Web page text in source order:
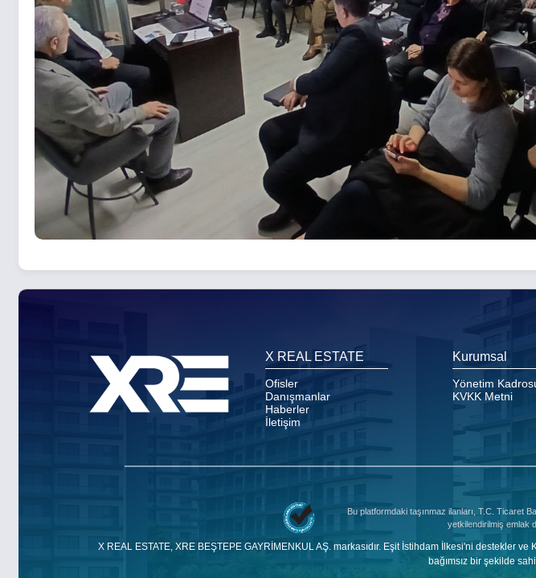
X REAL ESTATE
Ofisler
Danışmanlar
Haberler
İletişim
Kurumsal
Yönetim
KVKK Metni
Bu platformdaki taşınmaz ilanları, T.C. Ticaret
yetkilendirilmiş emlak
X REAL ESTATE, XRE BEŞTEPE GAYRİMENKUL AŞ. markasıdır. Eşit İstihdam İlkesi'ni destekler
bağımsız bir şekilde